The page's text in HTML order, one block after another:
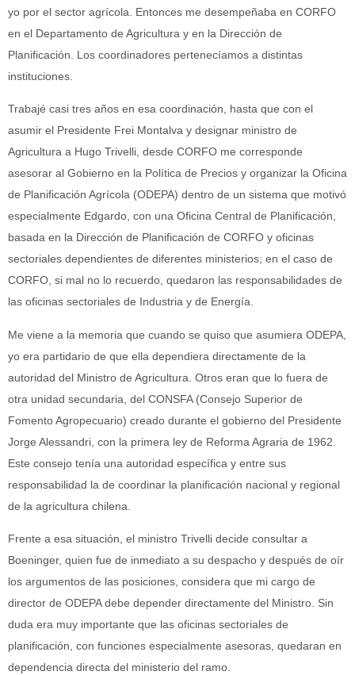
yo por el sector agrícola. Entonces me desempeñaba en CORFO
en el Departamento de Agricultura y en la Dirección de
Planificación. Los coordinadores pertenecíamos a distintas
instituciones.
Trabajé casi tres años en esa coordinación, hasta que con el
asumir el Presidente Frei Montalva y designar ministro de
Agricultura a Hugo Trivelli, desde CORFO me corresponde
asesorar al Gobierno en la Política de Precios y organizar la Oficina
de Planificación Agrícola (ODEPA) dentro de un sistema que motivó
especialmente Edgardo, con una Oficina Central de Planificación,
basada en la Dirección de Planificación de CORFO y oficinas
sectoriales dependientes de diferentes ministerios; en el caso de
CORFO, si mal no lo recuerdo, quedaron las responsabilidades de
las oficinas sectoriales de Industria y de Energía.
Me viene a la memoria que cuando se quiso que asumiera ODEPA,
yo era partidario de que ella dependiera directamente de la
autoridad del Ministro de Agricultura. Otros eran que lo fuera de
otra unidad secundaria, del CONSFA (Consejo Superior de
Fomento Agropecuario) creado durante el gobierno del Presidente
Jorge Alessandri, con la primera ley de Reforma Agraria de 1962.
Este consejo tenía una autoridad específica y entre sus
responsabilidad la de coordinar la planificación nacional y regional
de la agricultura chilena.
Frente a esa situación, el ministro Trivelli decide consultar a
Boeninger, quien fue de inmediato a su despacho y después de oír
los argumentos de las posiciones, considera que mi cargo de
director de ODEPA debe depender directamente del Ministro. Sin
duda era muy importante que las oficinas sectoriales de
planificación, con funciones especialmente asesoras, quedaran en
dependencia directa del ministerio del ramo.